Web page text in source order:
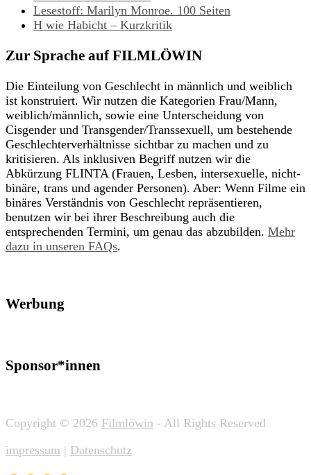
Lesestoff: Marilyn Monroe. 100 Seiten
H wie Habicht – Kurzkritik
Zur Sprache auf FILMLÖWIN
Die Einteilung von Geschlecht in männlich und weiblich
ist konstruiert. Wir nutzen die Kategorien Frau/Mann,
weiblich/männlich, sowie eine Unterscheidung von
Cisgender und Transgender/Transsexuell, um bestehende
Geschlechterverhältnisse sichtbar zu machen und zu
kritisieren. Als inklusiven Begriff nutzen wir die
Abkürzung FLINTA (Frauen, Lesben, intersexuelle, nicht-
binäre, trans und agender Personen). Aber: Wenn Filme ein
binäres Verständnis von Geschlecht repräsentieren,
benutzen wir bei ihrer Beschreibung auch die
entsprechenden Termini, um genau das abzubilden. Mehr
dazu in unseren FAQs.
Werbung
Sponsor*innen
Copyright © 2026 Filmlöwin - All Rights Reserved
impressum | Datenschutz